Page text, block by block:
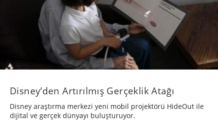
Disney’den Artırılmış Gerçeklik Atağı
Disney araştırma merkezi yeni mobil projektörü HideOut ile
dijital ve gerçek dünyayı buluşturuyor.